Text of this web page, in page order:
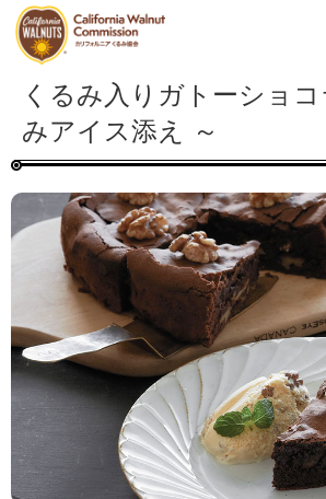
くるみ入りガトーショ
みアイス添え ～